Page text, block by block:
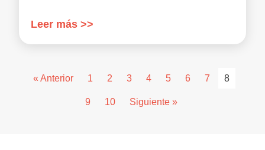
Leer más >>
« Anterior 1 2 3 4 5 6 7 8
9 10 Siguiente »